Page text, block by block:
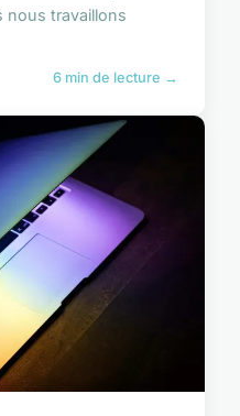
nous travaillons
6 min de lecture →